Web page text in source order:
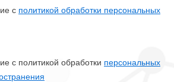
с политикой обработки персональных
с политикой обработки персональных